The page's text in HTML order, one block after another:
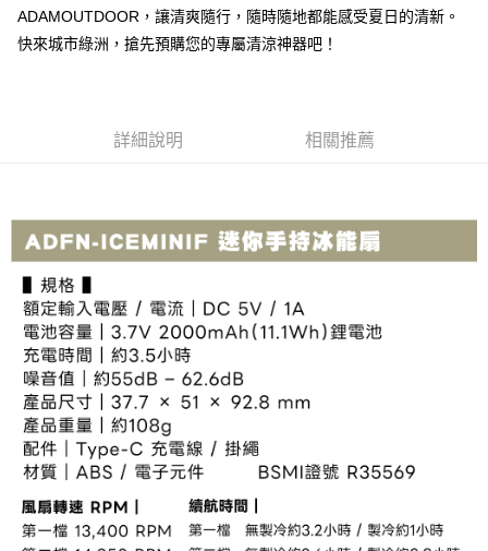
法說明評估內容。
【繳款方式說明】
買賣價金債權讓與本公司後，依約使用本公司帳單繳交帳款。
2.基於同意付款使用「大哥付你分期」之契約關係目的，商店將以您的個人
資料（包含姓名、電話或地址）提供予台灣大哥大進項蒐集、處理及利用，
由本公司與您本人進行分期帳單所需資料之確認、核對及更正。
3.完整用戶服務條款，請詳閱以下連結：
https://oppay.tw/userRule
２．便利：只要手機號碼，簡訊認證，即可結帳。
２．訂單成立數日內，您將收到繳費通知簡訊。
３．收到繳費通知簡訊後14天內，點擊此簡訊中的連結，可透過四大超商／
※ 交易是否成功請以「AFTEE先享後付 」之結帳頁面顯示為準，若有關於
是否繳費成功／繳費後需取消欲退款等相關疑問，請聯繫「AFTEE先享後付
客戶支援中心」
【注意事項】
１．透過由恩沛科技股份有限公司提供之「AFTEE先享後付」服務完成之交
易，需依本服務之必要範圍內提供個人資料，並將交易相關給付款項請求債
權轉讓予恩沛科技股份有限公司。
２．關於個人資料處理事宜，請瀏覽以下網址：
https://aftee.tw/terms/#terms3
３．未成年的使用者請事先徵得法定代理人或監護人之同意方可使用
「AFTEE先享後付」，若未經同意申辦者引起之損失，本公司不負相關責
任。
４．使用「AFTEE先享後付」時，將依據個別帳號之用戶狀況，依本公司即
時審查核予不同之上限額度；若仍有額度不足之情形，本公司將視審查結果
請求用戶進行身份認證。
運送方式
宅配
每筆NT$100，滿NT$799(含以上)免運費
付款後門市自取
免運費
貨到付款
每筆NT$130，滿NT$3,000(含以上)免運費
ADAMOUTDOOR，讓清爽隨行，隨時隨地都能感受夏日的清新。
快來城市綠洲，搶先預購您的專屬清涼神器吧！
詳細說明 相關推薦